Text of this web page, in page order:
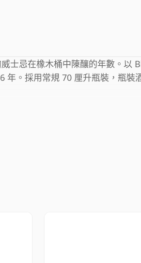
士忌在橡木桶中陳釀的年數。以
年。採用常規 70 厘升瓶裝，瓶裝